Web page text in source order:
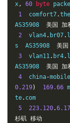
x, 60 byte
1
  comfort7
.
AS35908 美国 加
2
  vlan4
. br07.
s  AS35908 美国
3
  vlan11
. br4.
AS35908 美国 加
4
  china
-mobile
0.219) 169.66
te. com
5
223.120.6.17
杉矶 移动